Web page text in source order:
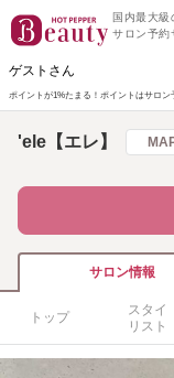
国内最大級
サロン予約
ゲストさん
ポイントが1%たまる！ ポイントはサロン
'ele【エレ】
サロン情報
トップ
スタイ
リスト